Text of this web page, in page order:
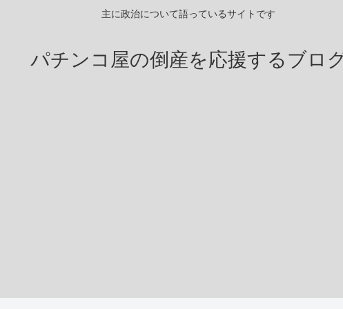
主に政治について語っているサイトです
パチンコ屋の倒産を応援するブロ